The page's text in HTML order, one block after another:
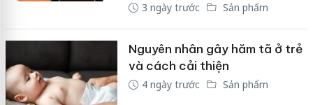
3 ngày trước Sản phẩm
Nguyên nhân gây hăm tã ở trẻ
và cách cải thiện
4 ngày trước Sản phẩm